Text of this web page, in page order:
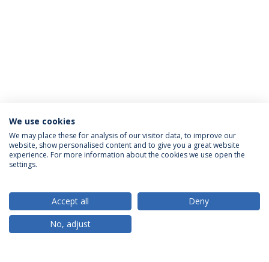
ACREDITAÇÕES
RANKINGS
We use cookies
We may place these for analysis of our visitor data, to improve our
website, show personalised content and to give you a great website
experience. For more information about the cookies we use open the
settings.
Accept all
Deny
No, adjust